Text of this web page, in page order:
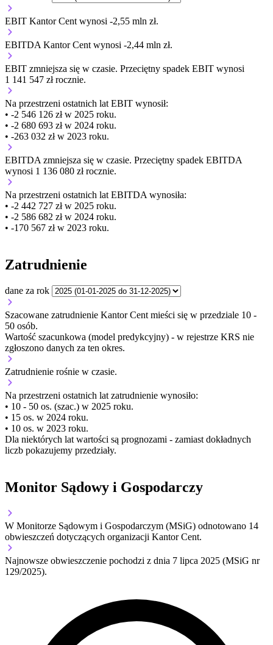
EBIT Kantor Cent wynosi -2,55 mln zł.
EBITDA Kantor Cent wynosi -2,44 mln zł.
EBIT zmniejsza się w czasie. Przeciętny spadek EBIT wynosi
1 141 547 zł rocznie.
Na przestrzeni ostatnich lat EBIT wynosił:
• -2 546 126 zł w 2025 roku.
• -2 680 693 zł w 2024 roku.
• -263 032 zł w 2023 roku.
EBITDA zmniejsza się w czasie. Przeciętny spadek EBITDA
wynosi 1 136 080 zł rocznie.
Na przestrzeni ostatnich lat EBITDA wynosiła:
• -2 442 727 zł w 2025 roku.
• -2 586 682 zł w 2024 roku.
• -170 567 zł w 2023 roku.
Zatrudnienie
dane za rok
Szacowane zatrudnienie Kantor Cent mieści się w przedziale 10 -
50 osób.
Wartość szacunkowa (model predykcyjny) - w rejestrze KRS nie
zgłoszono danych za ten okres.
Zatrudnienie rośnie w czasie.
Na przestrzeni ostatnich lat zatrudnienie wynosiło:
• 10 - 50 os. (szac.) w 2025 roku.
• 15 os. w 2024 roku.
• 10 os. w 2023 roku.
Dla niektórych lat wartości są prognozami - zamiast dokładnych
liczb pokazujemy przedziały.
Monitor Sądowy i Gospodarczy
W Monitorze Sądowym i Gospodarczym (MSiG) odnotowano 14
obwieszczeń dotyczących organizacji Kantor Cent.
Najnowsze obwieszczenie pochodzi z dnia 7 lipca 2025 (MSiG nr
129/2025).